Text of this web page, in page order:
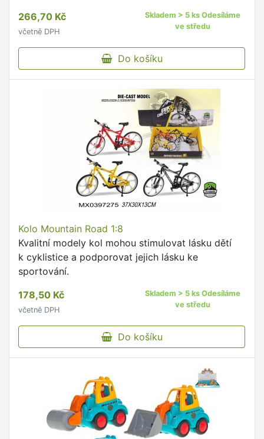
266,70 Kč
včetně DPH
Skladem > 5 ks Odesíláme
ve středu
Do košíku
Kolo Mountain Road 1:8
Kvalitní modely kol mohou stimulovat lásku dětí
k cyklistice a podporovat jejich lásku ke
sportování.
178,50 Kč
včetně DPH
Skladem > 5 ks Odesíláme
ve středu
Do košíku